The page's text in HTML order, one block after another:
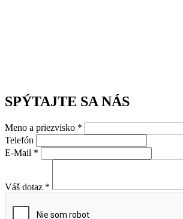
SPÝTAJTE SA NÁS
Meno a priezvisko *
Telefón
E-Mail *
Váš dotaz *